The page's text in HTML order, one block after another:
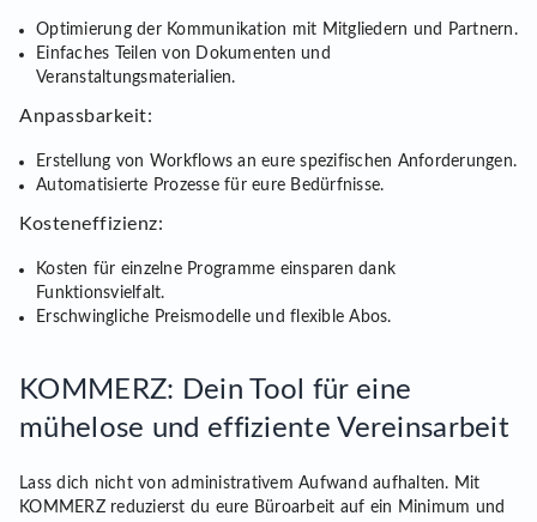
Optimierung der Kommunikation mit Mitgliedern und Partnern.
Einfaches Teilen von Dokumenten und
Veranstaltungsmaterialien.
Anpassbarkeit:
Erstellung von Workflows an eure spezifischen Anforderungen.
Automatisierte Prozesse für eure Bedürfnisse.
Kosteneffizienz:
Kosten für einzelne Programme einsparen dank
Funktionsvielfalt.
Erschwingliche Preismodelle und flexible Abos.
KOMMERZ: Dein Tool für eine
mühelose und effiziente Vereinsarbeit
Lass dich nicht von administrativem Aufwand aufhalten. Mit
KOMMERZ reduzierst du eure Büroarbeit auf ein Minimum und